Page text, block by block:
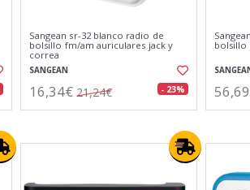
Sangean sr-32 blanco radio de
bolsillo fm/am auriculares jack y
correa
SANGEAN
16,34€ 21,24€ - 23%
bolsillo